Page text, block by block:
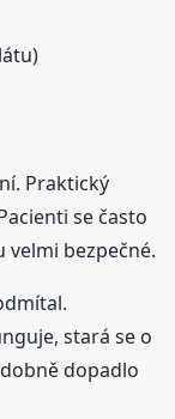
Praktický
se často
bezpečné.
stará se o
dopadlo